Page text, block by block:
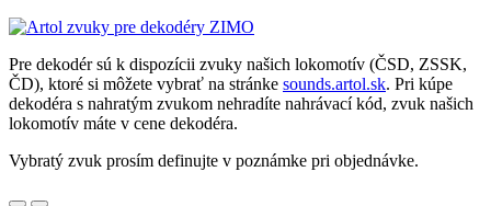
Pre dekodér sú k dispozícii zvuky našich lokomotív (ČSD, ZSSK,
ČD), ktoré si môžete vybrať na stránke sounds.artol.sk. Pri kúpe
dekodéra s nahratým zvukom nehradíte nahrávací kód, zvuk našich
lokomotív máte v cene dekodéra.
Vybratý zvuk prosím definujte v poznámke pri objednávke.